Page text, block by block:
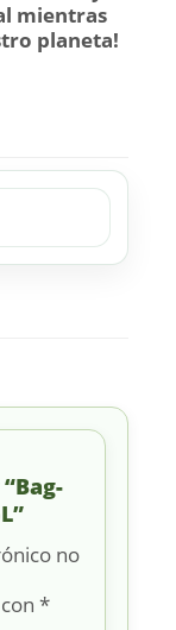
mientras
planeta!
no
*